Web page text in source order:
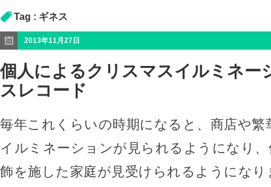
Tag : ギネス
2013年11月27日
個人によるクリスマスイルミネー
スレコード
毎年これくらいの時期になると、商店や
イルミネーションが見られるようになり
飾を施した家庭が見受けられるようにな